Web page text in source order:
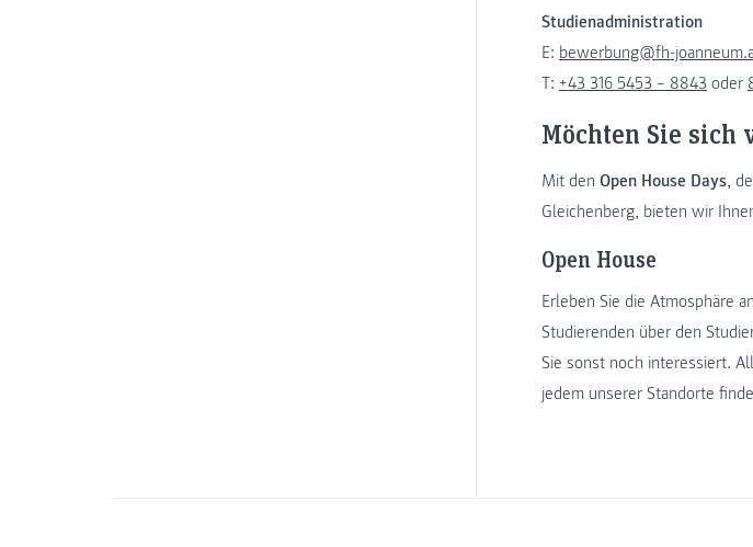
Studienadministration
E: bewerbung@fh-
T: +43 316 5453 – 8843 oder
Möchten Sie sich
Mit den Open House Days,
Gleichenberg, bieten wir
Open House
Erleben Sie die Atmosphäre
Studierenden über den
Sie sonst noch interessiert.
jedem unserer Standorte